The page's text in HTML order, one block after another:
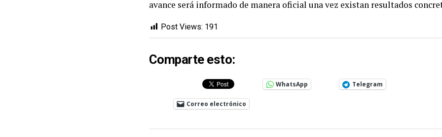
avance será informado de manera oficial una vez existan resultados
Post Views: 191
Comparte esto:
WhatsApp Telegram
Correo electrónico